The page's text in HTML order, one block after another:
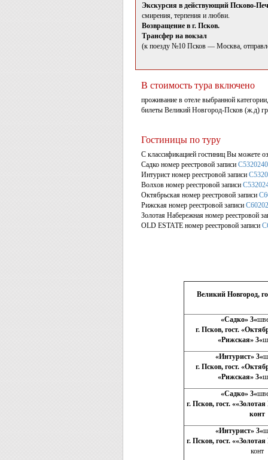
Экскурсия в действующий Псково-
смирения, терпения и любви.
Возвращение в г. Псков.
Трансфер на вокзал
(к поезду №10 Псков — Москва,
В стоимость тура включено
проживание в отеле выбранной
билеты Великий Новгород-Псков (ж.д)
Гостиницы по туру
С классификацией гостиниц Вы можете
Садко номер реестровой записи
Интурист номер реестровой записи
Волхов номер реестровой записи
Октябрьская номер реестровой записи
Рижская номер реестровой записи
Золотая Набережная номер реестровой
OLD ESTATE номер реестровой записи
Великий Новгород,
«Садко» 3«
г. Псков, гост.
«Рижская» 3«
«Интурист» 3«
г. Псков, гост.
«Рижская» 3«
«Садко» 3«
г. Псков, гост. «
конт
«Интурист» 3«
г. Псков, гост. «
конт